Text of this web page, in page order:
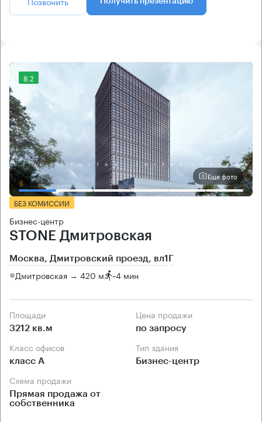
8.2
Еще фото
БЕЗ КОМИССИИ
Бизнес-центр
STONE Дмитровская
Москва, Дмитровский проезд, вл1Г
Дмитровская → 420 м ~4 мин
Площади
3212 кв.м
Цена продажи
по запросу
Класс офисов
класс А
Тип здания
Бизнес-центр
Схема продажи
Прямая продажа от
собственника